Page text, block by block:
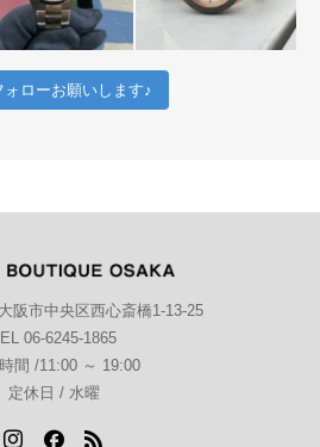
ォローお願いします♪
阪市中央区西心斎橋1-13-25
06-6245-1865
間 /11:00 ～ 19:00
定休日 / 水曜